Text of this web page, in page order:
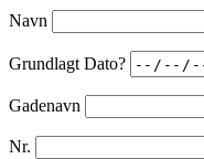
Navn
Grundlagt Dato?
Gadenavn
Nr.